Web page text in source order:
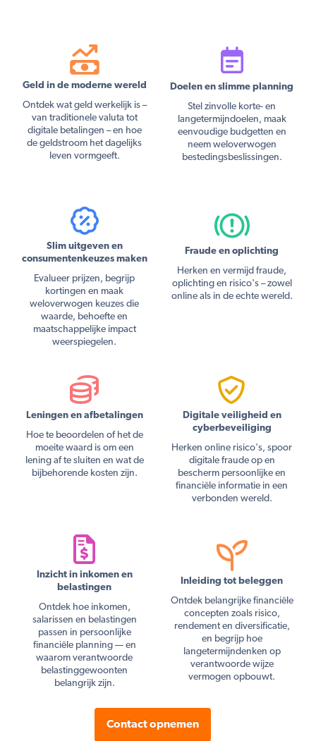
Geld in de moderne wereld
Ontdek wat geld werkelijk is –
van traditionele valuta tot
digitale betalingen – en hoe
de geldstroom het dagelijks
leven vormgeeft.
Doelen en slimme planning
Stel zinvolle korte- en
langetermijndoelen, maak
eenvoudige budgetten en
neem weloverwogen
bestedingsbeslissingen.
Slim uitgeven en
consumentenkeuzes maken
Evalueer prijzen, begrijp
kortingen en maak
weloverwogen keuzes die
waarde, behoefte en
maatschappelijke impact
weerspiegelen.
Fraude en oplichting
Herken en vermijd fraude,
oplichting en risico's – zowel
online als in de echte wereld.
Leningen en afbetalingen
Hoe te beoordelen of het de
moeite waard is om een
lening af te sluiten en wat de
bijbehorende kosten zijn.
Digitale veiligheid en
cyberbeveiliging
Herken online risico's, spoor
digitale fraude op en
bescherm persoonlijke en
financiële informatie in een
verbonden wereld.
Inzicht in inkomen en
belastingen
Ontdek hoe inkomen,
salarissen en belastingen
passen in persoonlijke
financiële planning — en
waarom verantwoorde
belastinggewoonten
belangrijk zijn.
Inleiding tot beleggen
Ontdek belangrijke financiële
concepten zoals risico,
rendement en diversificatie,
en begrijp hoe
langetermijndenken op
verantwoorde wijze
vermogen opbouwt.
Contact opnemen